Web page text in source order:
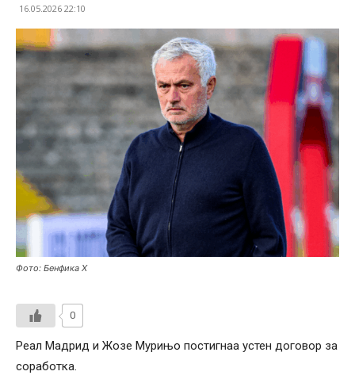
16.05.2026 22:10
Фото: Бенфика Х
0
Реал Мадрид и Жозе Мурињо постигнаа устен договор за
соработка.